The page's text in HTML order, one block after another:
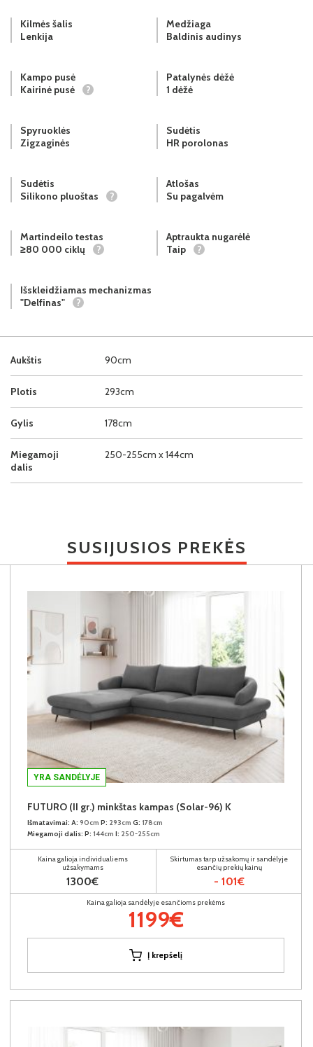
Aukštis 90cm
Plotis 293cm
Gylis 178cm
Miegamoji
dalis
250-255cm x 144cm
Kilmės šalis
Lenkija
Medžiaga
Baldinis audinys
Kampo pusė
Kairinė pusė
?
Patalynės dėžė
1 dėžė
Spyruoklės
Zigzaginės
Sudėtis
HR porolonas
Sudėtis
Silikono pluoštas
?
Atlošas
Su pagalvėm
Martindeilo testas
≥80 000 ciklų
?
Aptraukta nugarėlė
Taip
?
Išskleidžiamas mechanizmas
"Delfinas"
?
SUSIJUSIOS PREKĖS
YRA SANDĖLYJE
FUTURO (II gr.) minkštas kampas (Solar-96) K
Išmatavimai: A: 90cm P: 293cm G: 178cm
Miegamoji dalis: P: 144cm I: 250-255cm
Kaina galioja individualiems
užsakymams
1300€
Skirtumas tarp užsakomų ir sandėlyje
esančių prekių kainų
- 101€
Kaina galioja sandėlyje esančioms prekėms
1199€
Į krepšelį